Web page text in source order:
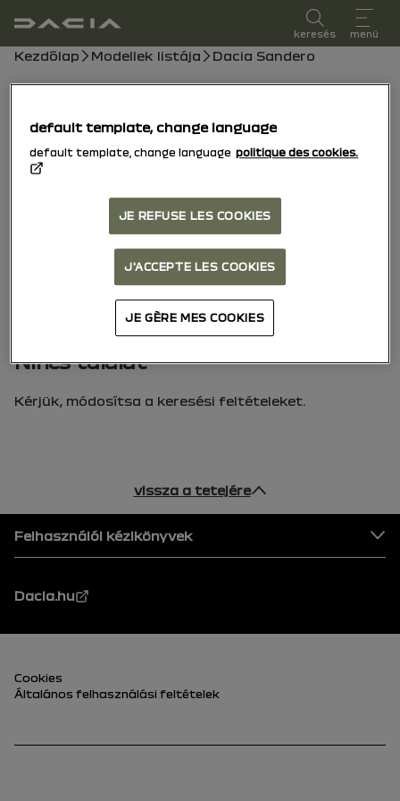
felhasználói kézikönyv
keresés menü
Morzsa
Kezdőlap Modellek listája Dacia Sandero
Dacia Sandero
15/10/2025hozzá ma
Nincs találat
Kérjük, módosítsa a keresési feltételeket.
vissza a tetejére
Lábléc
Felhasználói kézikönyvek
Dacia.hu
lábléc (alsó)
Cookies
Általános felhasználási feltételek
default template, change language
default template, change language politique des cookies.
JE REFUSE LES COOKIES
J'ACCEPTE LES COOKIES
JE GÈRE MES COOKIES